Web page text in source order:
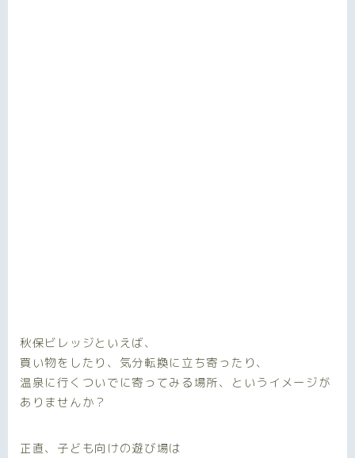
秋保ビレッジといえば、
買い物をしたり、気分転換に立ち寄ったり、
温泉に行くついでに寄ってみる場所、というイメージが
ありませんか？
正直、子ども向けの遊び場は